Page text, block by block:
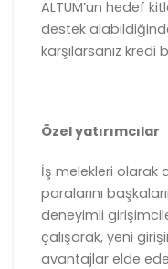
ALTUM’un hedef
destek
karşılarsanız
Özel yatırımcılar
İş melekleri olarak
paralarını
deneyimli
çalışarak, yeni
avantajlar elde